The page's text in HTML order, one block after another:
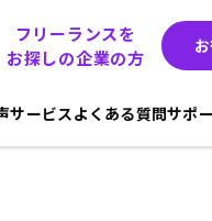
フリーランスを
お探しの企業の方
サービスよくある質問サポ